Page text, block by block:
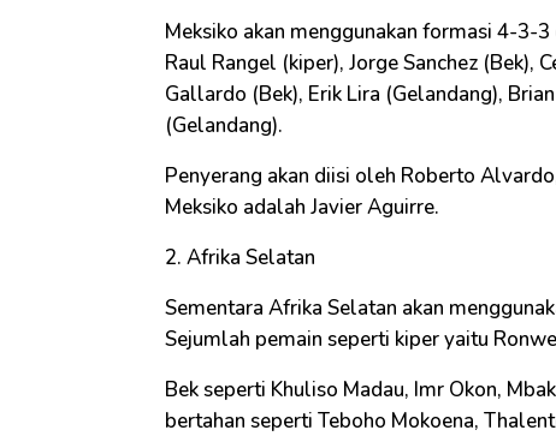
Meksiko akan menggunakan formasi 4-3-
Raul Rangel (kiper), Jorge Sanchez (Bek),
Gallardo (Bek), Erik Lira (Gelandang),
(Gelandang).
Penyerang akan diisi oleh Roberto
Meksiko adalah Javier Aguirre.
2. Afrika Selatan
Sementara Afrika Selatan akan
Sejumlah pemain seperti kiper yaitu
Bek seperti Khuliso Madau, Imr Okon,
bertahan seperti Teboho Mokoena,